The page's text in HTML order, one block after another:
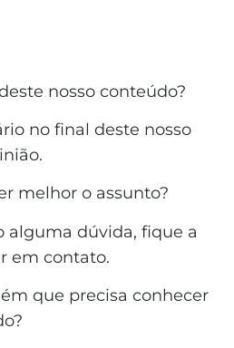
nosso conteúdo?
no final deste nosso
melhor o assunto?
alguma dúvida, fique a
em contato.
que precisa conhecer